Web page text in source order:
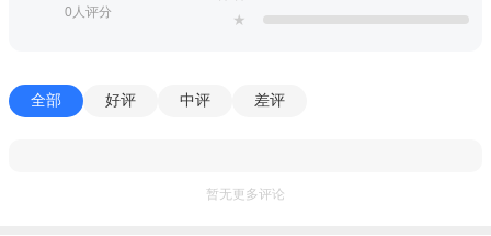
roblox波比的游戏时间手机版中文安卓版说明：
的哦；
0人评分
★
全部 好评 中评 差评
暂无更多评论